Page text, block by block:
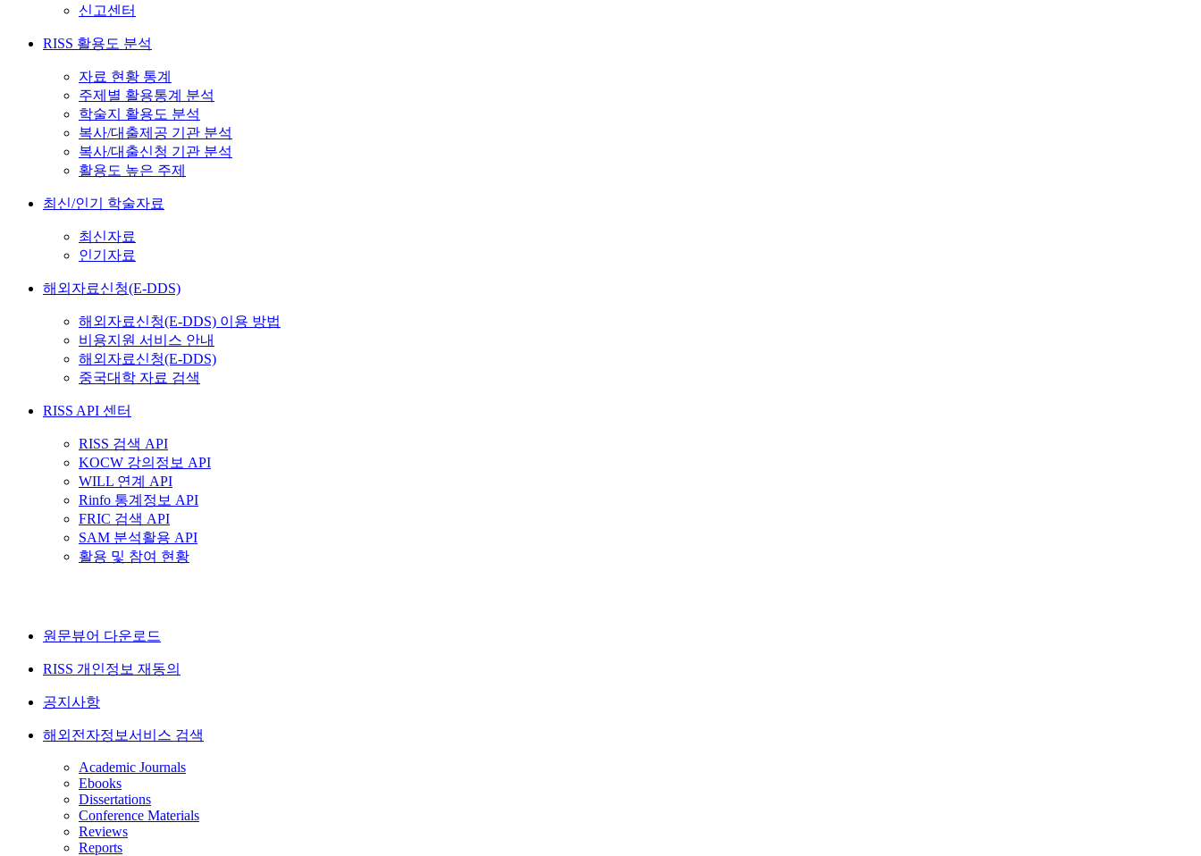
신고센터
RISS 활용도 분석
자료 현황 통계
주제별 활용통계 분석
학술지 활용도 분석
복사/대출제공 기관 분석
복사/대출신청 기관 분석
활용도 높은 주제
최신/인기 학술자료
최신자료
인기자료
해외자료신청(E-DDS)
해외자료신청(E-DDS) 이용 방법
비용지원 서비스 안내
해외자료신청(E-DDS)
중국대학 자료 검색
RISS API 센터
RISS 검색 API
KOCW 강의정보 API
WILL 연계 API
Rinfo 통계정보 API
FRIC 검색 API
SAM 분석활용 API
활용 및 참여 현황
원문뷰어 다운로드
RISS 개인정보 재동의
공지사항
해외전자정보서비스 검색
Academic Journals
Ebooks
Dissertations
Conference Materials
Reviews
Reports